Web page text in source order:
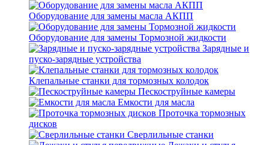
Оборудование для замены масла АКПП
Оборудование для замены Тормозной жидкости
Зарядные и
пуско-зарядные устройства
Клепальные станки для тормозных колодок
Пескоструйные камеры
Емкости для масла
Проточка тормозных
дисков
Сверлильные станки